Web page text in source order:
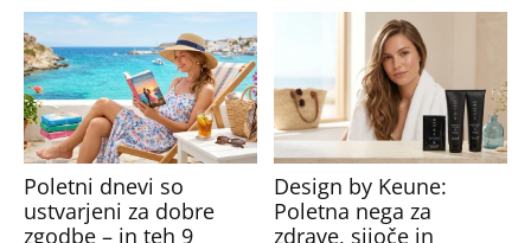
Poletni dnevi so
ustvarjeni za dobre
zgodbe – in teh 9
Design by Keune:
Poletna nega za
zdrave, sijoče in